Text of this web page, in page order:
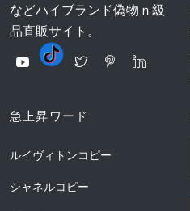
などハイブランド偽物ｎ級
品直販サイト。
急上昇ワード
ルイヴィトンコピー
シャネルコピー